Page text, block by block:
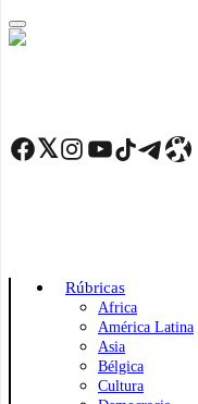
Skip
to
Facebook Twitter Instagram YouTube TikTok Telegram Enlace
Rúbricas
Africa
América Latina
Asia
Bélgica
Cultura